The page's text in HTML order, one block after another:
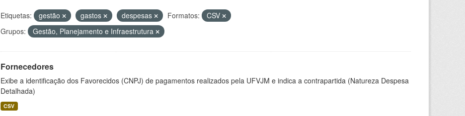
Etiquetas: gestão gastos despesas Formatos:
CSV
Grupos:
Gestão, Planejamento e Infraestrutura
Fornecedores
Exibe a identificação dos Favorecidos (CNPJ) de pagamentos realizados pela UFVJM e indica a contrapartida (Natureza Despesa
Detalhada)
CSV